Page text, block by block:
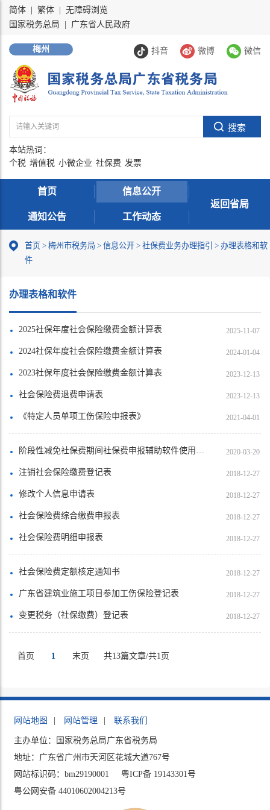
简体 繁体
无障碍浏览
国家税务总局
广东省人民政府
抖音 微博 微信
梅州
本站热词：
个税 增值税 小微企业 社保费 发票
首页 信息公开
通知公告 工作动态
返回省局
首页 > 梅州市税务局 > 信息公开 > 社保费业务办理指引 > 办理表格和软
件
办理表格和软件
2025社保年度社会保险缴费金额计算表 2025-11-07
2024社保年度社会保险缴费金额计算表 2024-01-04
2023社保年度社会保险缴费金额计算表 2023-12-13
社会保险费退费申请表 2023-12-13
《特定人员单项工伤保险申报表》 2021-04-01
阶段性减免社保费期间社保费申报辅助软件使用说明（2020年3月10日） 2020-03-20
注销社会保险缴费登记表 2018-12-27
修改个人信息申请表 2018-12-27
社会保险费综合缴费申报表 2018-12-27
社会保险费明细申报表 2018-12-27
社会保险费定额核定通知书 2018-12-27
广东省建筑业施工项目参加工伤保险登记表 2018-12-27
变更税务（社保缴费）登记表 2018-12-27
首页 1 末页 共13篇文章/共1页
网站地图 网站管理 联系我们
主办单位：国家税务总局广东省税务局
地址：广东省广州市天河区花城大道767号
网站标识码：bm29190001
粤ICP备 19143301号
粤公网安备 44010602004213号